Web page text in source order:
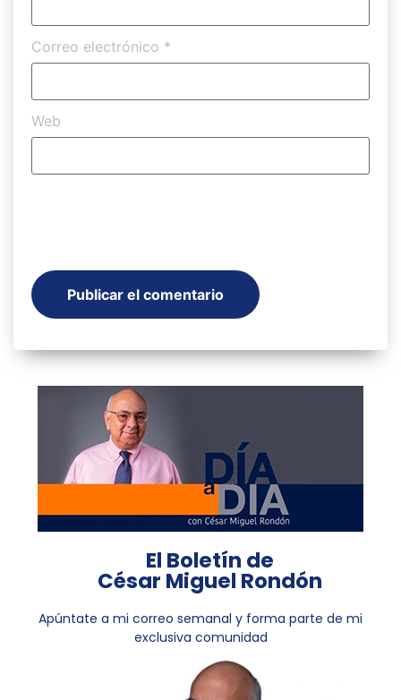
Correo electrónico *
Web
El Boletín de
César Miguel Rondón
Apúntate a mi correo semanal y forma parte de mi
exclusiva comunidad